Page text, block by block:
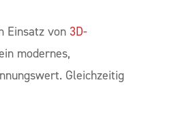
Einsatz von 3D-
modernes,
Gleichzeitig